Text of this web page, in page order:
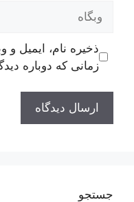
وبگاه
ذخیره نام، ایمیل
زمانی که دوباره
جستجو